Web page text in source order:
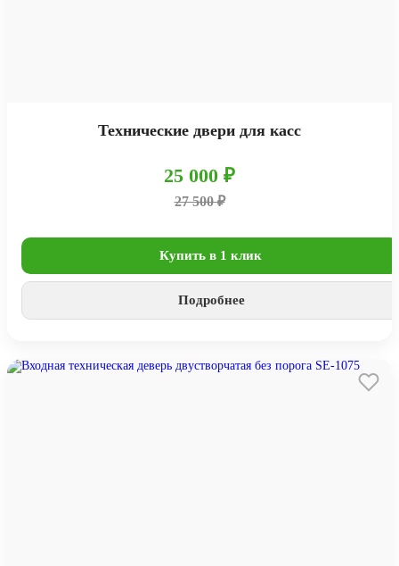
Технические двери для касс
25 000 ₽
27 500 ₽
Купить в 1 клик
Подробнее